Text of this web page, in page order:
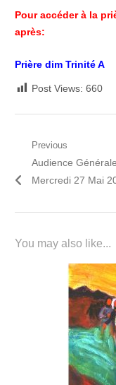
Pour accéder à la
après:
Prière dim Trinité A
Post Views: 660
Navigation
de
Previous
Previous
post:
Audience
Mercredi 27 Mai
You may also like...